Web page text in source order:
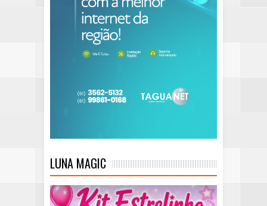
LUNA MAGIC